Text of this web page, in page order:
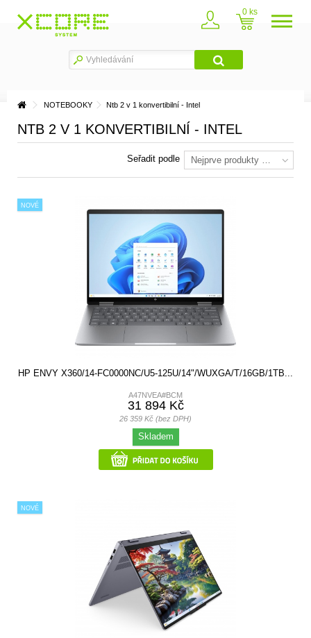
0
NOTEBOOKY Ntb 2 v 1 konvertibilní - Intel
NTB 2 V 1 KONVERTIBILNÍ - INTEL
Seřadit podle Nejprve produkty skladem
NOVÉ
HP ENVY X360/14-FC0000NC/U5-125U/14"/WUXGA/T/16GB/1TB...
A47NVEA#BCM
31 894 Kč
26 359 Kč (bez DPH)
Skladem
NOVÉ